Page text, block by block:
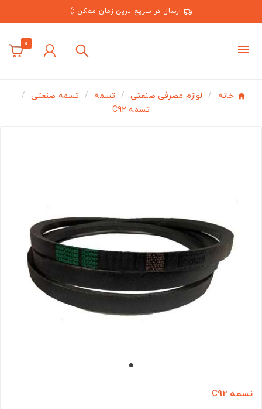
ارسال در سریع ترین زمان ممکن :)
0
خانه لوازم مصرفی صنعتی تسمه
تسمه صنعتی
تسمه C92
تسمه C92